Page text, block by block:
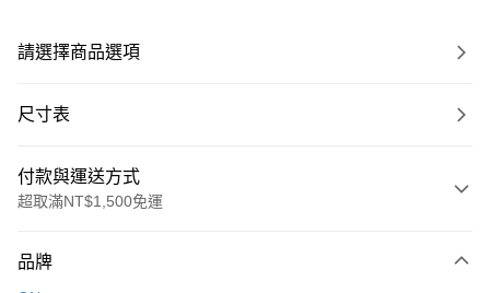
請選擇商品選項
尺寸表
付款與運送方式
超取滿NT$1,500免運
信用卡一次付款
品牌